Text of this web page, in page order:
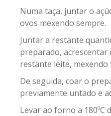
Numa taça, juntar o
ovos mexendo sempre.
Juntar a restante
preparado,
restante leite,
De seguida, coar o
previamente untado e
Levar ao forno a